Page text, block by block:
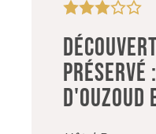
PRÉSERVÉ
D'OUZOUD